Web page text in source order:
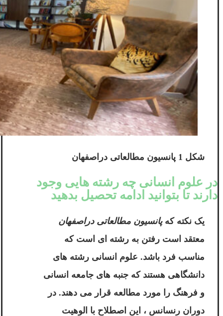
شکل 1 پانسیون مطالعاتی دراصفهان
در علوم انسانی چه رشته هایی وجود
دارند تا بتوانید ادامه تحصیل بدهید
یک نکته کهپانسیون مطالعاتی دراصفهان
معتقد است رفتن به رشته ای است که
مناسب فرد باشد. علوم انسانی رشته های
دانشگاهی هستند که جنبه های جامعه انسانی
و فرهنگ را مورد مطالعه قرار می دهند. در
دوران رنسانس ، این اصطلاح با الوهیت